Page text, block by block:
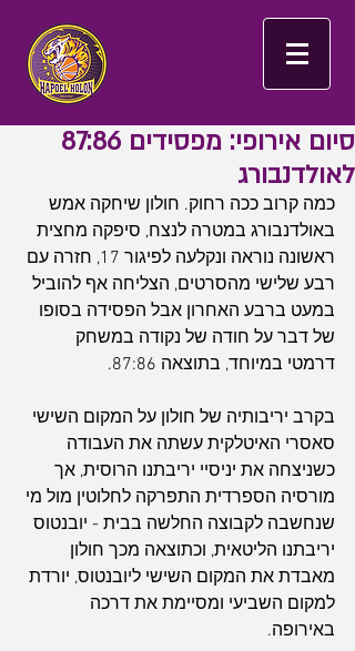
סיום אירופי: מפסידים 87:86
לאולדנבורג
כמה קרוב ככה רחוק. חולון שיחקה אמש
באולדנבורג במטרה לנצח, סיפקה מחצית
ראשונה נוראה ונקלעה לפיגור 17, חזרה עם
רבע שלישי מהסרטים, הצליחה אף להוביל
במעט ברבע האחרון אבל הפסידה בסופו
של דבר על חודה של נקודה במשחק
דרמטי במיוחד, בתוצאה 87:86.
בקרב יריבותיה של חולון על המקום השישי
סאסרי האיטלקית עשתה את העבודה
כשניצחה את יניסיי יריבתנו הרוסית, אך
מורסיה הספרדית התפרקה לחלוטין מול מי
שנחשבה לקבוצה החלשה בבית - יובנטוס
יריבתנו הליטאית, וכתוצאה מכך חולון
מאבדת את המקום השישי ליובנטוס, יורדת
למקום השביעי ומסיימת את דרכה
באירופה.